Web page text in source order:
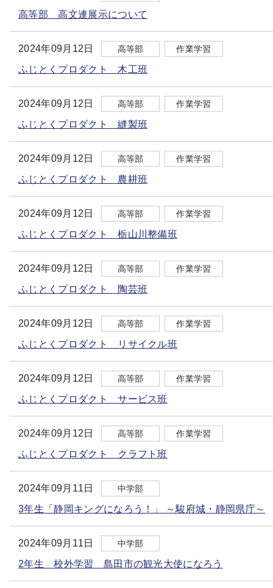
高等部 高文連展示について
2024年09月12日 高等部 作業学習
ふじとくプロダクト 木工班
2024年09月12日 高等部 作業学習
ふじとくプロダクト 縫製班
2024年09月12日 高等部 作業学習
ふじとくプロダクト 農耕班
2024年09月12日 高等部 作業学習
ふじとくプロダクト 栃山川整備班
2024年09月12日 高等部 作業学習
ふじとくプロダクト 陶芸班
2024年09月12日 高等部 作業学習
ふじとくプロダクト リサイクル班
2024年09月12日 高等部 作業学習
ふじとくプロダクト サービス班
2024年09月12日 高等部 作業学習
ふじとくプロダクト クラフト班
2024年09月11日 中学部
3年生「静岡キングになろう！」 ～駿府城・静岡県庁～
2024年09月11日 中学部
2年生 校外学習 島田市の観光大使になろう